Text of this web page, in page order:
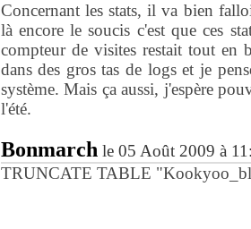
Concernant les stats, il va bien
là encore le soucis c'est que ces
compteur de visites restait tout
dans des gros tas de logs et je
système. Mais ça aussi, j'espère
l'été.
Bonmarch le 05 Août 2009 à
TRUNCATE TABLE